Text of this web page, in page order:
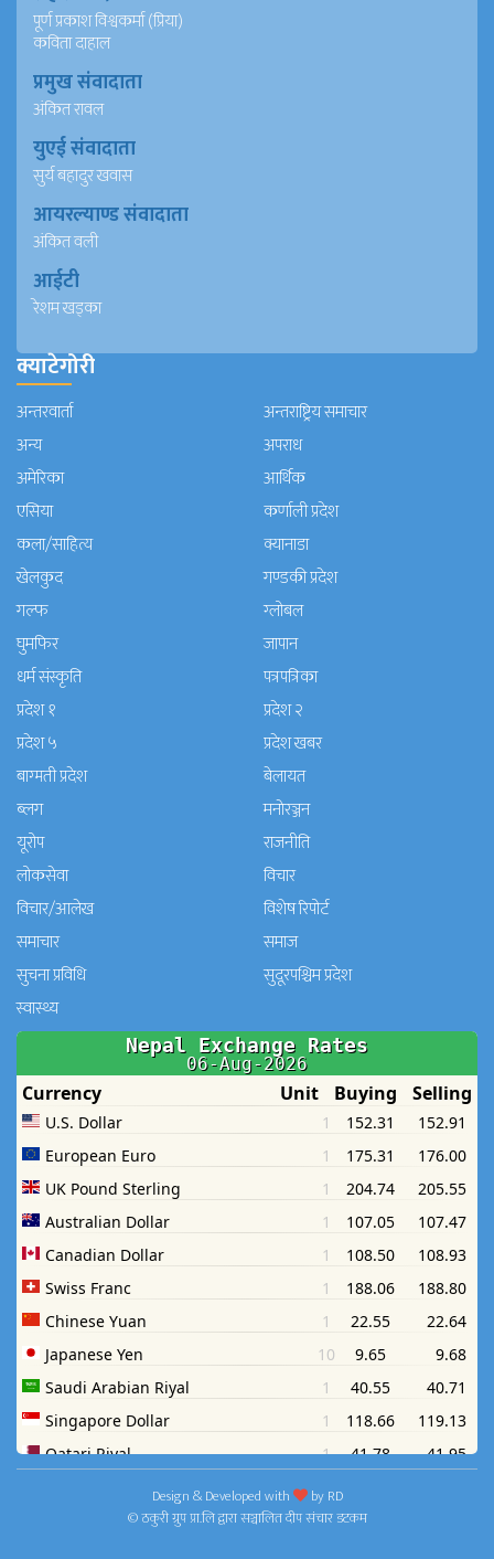
पूर्ण प्रकाश विश्वकर्मा (प्रिया)
कविता दाहाल
प्रमुख संवादाता
अंकित रावल
युएई संवादाता
सुर्य बहादुर खवास
आयरल्याण्ड संवादाता
अंकित वली
आईटी
रेशम खड्का
क्याटेगोरी
अन्तरवार्ता
अन्तराष्ट्रिय समाचार
अन्य
अपराध
अमेरिका
आर्थिक
एसिया
कर्णाली प्रदेश
कला/साहित्य
क्यानाडा
खेलकुद
गण्डकी प्रदेश
गल्फ
ग्लोबल
घुमफिर
जापान
धर्म संस्कृति
पत्रपत्रिका
प्रदेश १
प्रदेश २
प्रदेश ५
प्रदेश खबर
बाग्मती प्रदेश
बेलायत
ब्लग
मनाेरञ्जन
यूरोप
राजनीति
लोकसेवा
विचार
विचार/आलेख
विशेष रिपोर्ट
समाचार
समाज
सुचना प्रविधि
सुदूरपश्चिम प्रदेश
स्वास्थ्य
Design & Developed with byRD
© ठकुरी ग्रुप प्रा.लि द्वारा सञ्चालित दीप संचार डटकम